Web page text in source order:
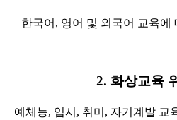
한국어, 영어 및 외국어 교육에
2. 화상교육
예체능, 입시, 취미, 자기계발 교